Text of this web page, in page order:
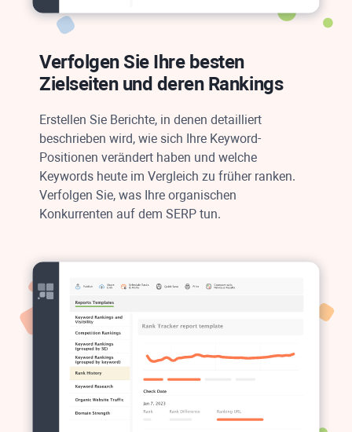
Verfolgen Sie Ihre besten
Zielseiten und deren Rankings
Erstellen Sie Berichte, in denen detailliert
beschrieben wird, wie sich Ihre Keyword-
Positionen verändert haben und welche
Keywords heute im Vergleich zu früher ranken.
Verfolgen Sie, was Ihre organischen
Konkurrenten auf dem SERP tun.